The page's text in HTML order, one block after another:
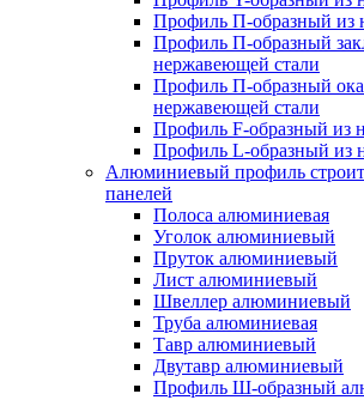
Профиль П-образный из
Профиль П-образный
нержавеющей стали
Профиль П-образный
нержавеющей стали
Профиль F-образный из
Профиль L-образный из
Алюминиевый профиль
панелей
Полоса алюминиевая
Уголок алюминиевый
Пруток алюминиевый
Лист алюминиевый
Швеллер алюминиевый
Труба алюминиевая
Тавр алюминиевый
Двутавр алюминиевый
Профиль Ш-образный